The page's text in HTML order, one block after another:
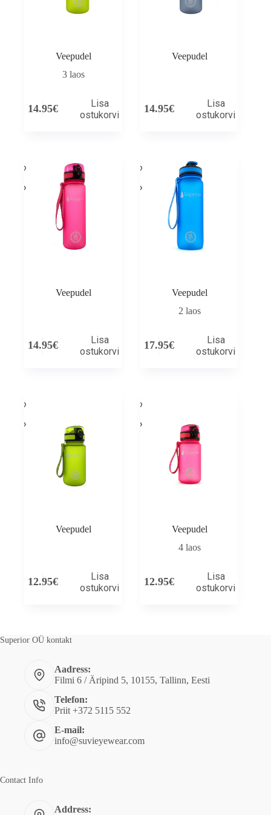
Veepudel
3 laos
14.95€
Lisa
ostukorvi
Veepudel
14.95€
Lisa
ostukorvi
Veepudel
14.95€
Lisa
ostukorvi
Veepudel
2 laos
17.95€
Lisa
ostukorvi
Veepudel
12.95€
Lisa
ostukorvi
Veepudel
4 laos
12.95€
Lisa
ostukorvi
Superior OÜ kontakt
Aadress:
Filmi 6 / Äripind 5, 10155, Tallinn, Eesti
Telefon:
Priit +372 5115 552
E-mail:
info@suvieyewear.com
Contact Info
Address: